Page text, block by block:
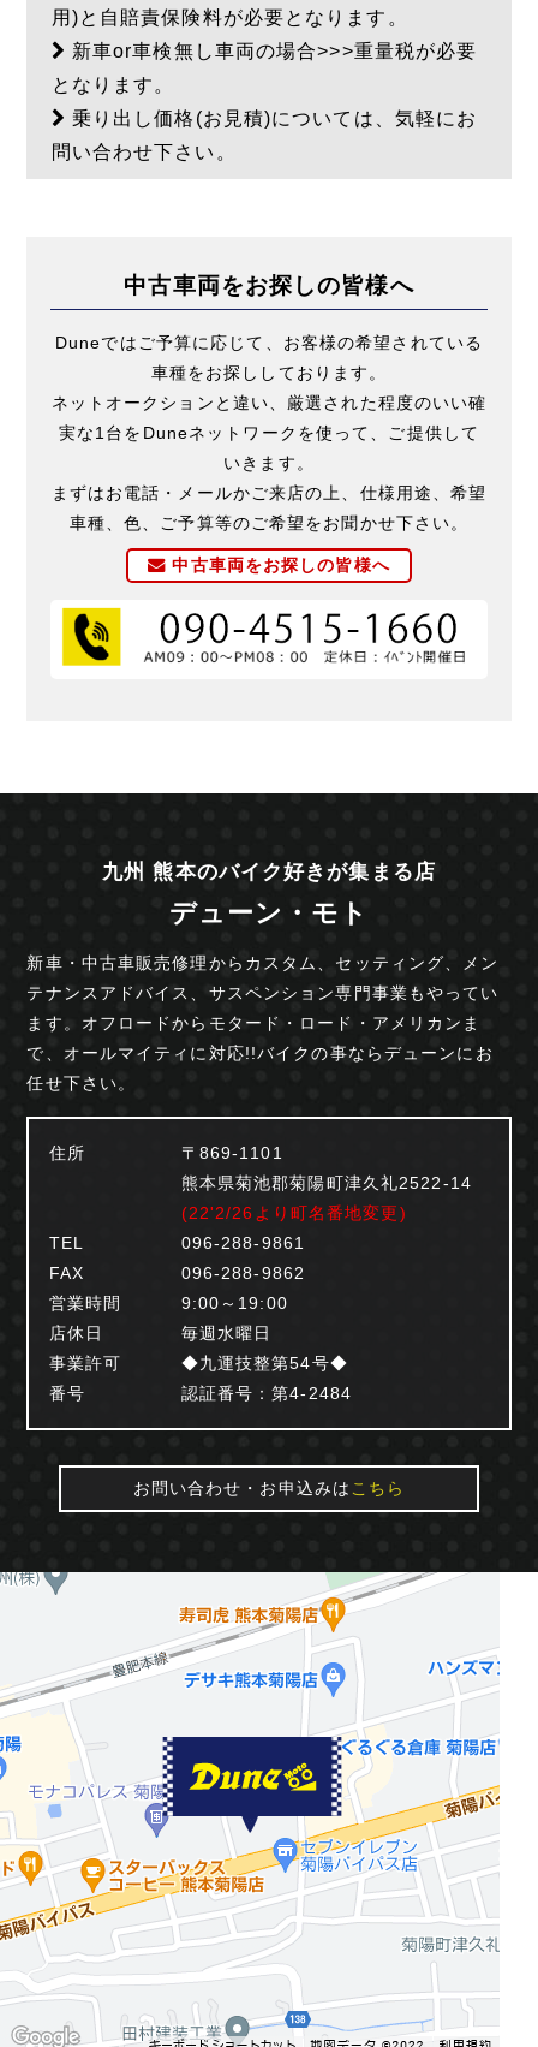
用)と自賠責保険料が必要となります。
新車or車検無し車両の場合>>>重量税が必要
となります。
乗り出し価格(お見積)については、気軽にお
問い合わせ下さい。
中古車両をお探しの皆様へ
Duneではご予算に応じて、お客様の希望されている
車種をお探ししております。
ネットオークションと違い、厳選された程度のいい確
実な1台をDuneネットワークを使って、ご提供して
いきます。
まずはお電話・メールかご来店の上、仕様用途、希望
車種、色、ご予算等のご希望をお聞かせ下さい。
中古車両をお探しの皆様へ
九州 熊本のバイク好きが集まる店
デューン・モト
新車・中古車販売修理からカスタム、セッティング、
メン
テナンスアドバイス、サスペンション専門事業もやってい
ます。オフロードからモタード・ロード・ アメリカンま
で、オールマイティに対応!!バイクの事ならデューンにお
任せ下さい。
住所
〒869-1101
熊本県菊池郡菊陽町津久礼2522-14
(22'2/26より町名番地変更)
TEL
096-288-9861
FAX
096-288-9862
営業時間
9:00～19:00
店休日
毎週水曜日
事業許可
番号
◆九運技整第54号◆
認証番号：第4-2484
お問い合わせ・お申込みは こちら